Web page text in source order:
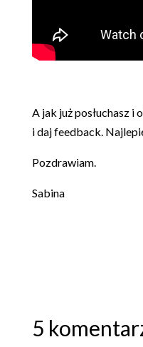
A jak już posłuchasz
i daj feedback.
Pozdrawiam.
Sabina
5